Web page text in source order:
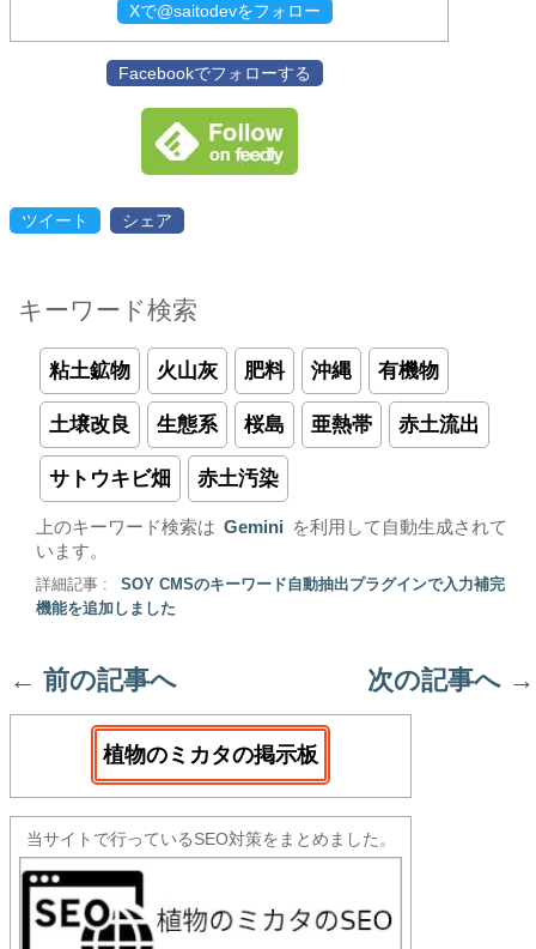
Xで@saitodevをフォロー
Facebookでフォローする
ツイート シェア
キーワード検索
粘土鉱物 火山灰 肥料 沖縄 有機物
土壌改良 生態系 桜島 亜熱帯 赤土流出
サトウキビ畑 赤土汚染
上のキーワード検索は Gemini
を利用して自動生成されて
います。
詳細記事 :
SOY CMSのキーワード自動抽出プラグインで入力補完
機能を追加しました
← 前の記事へ 次の記事へ →
植物のミカタの掲示板
当サイトで行っているSEO対策をまとめました。